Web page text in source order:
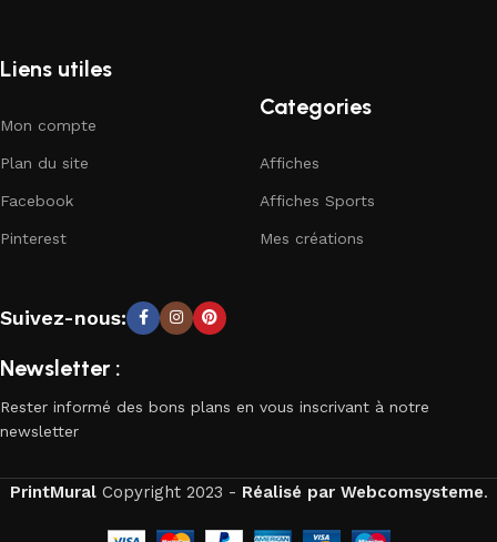
Liens utiles
Mon compte
Plan du site
Facebook
Pinterest
Categories
Affiches
Affiches Sports
Mes créations
Suivez-nous:
Newsletter :
Rester informé des bons plans en vous inscrivant à notre
newsletter
PrintMuralCopyright2023 - Réalisé par Webcomsysteme.